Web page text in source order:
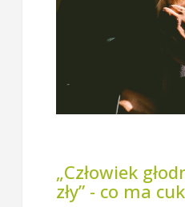
„Człowiek
zły” - co ma